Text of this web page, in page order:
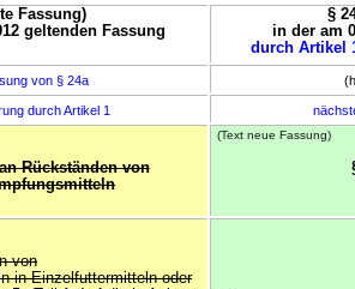
Fassung)
geltenden Fassung
§
in der am
durch Artikel
von § 24a
durch Artikel 1
Rückständen von
(Text neue Fassung)
von
in Einzelfuttermitteln oder